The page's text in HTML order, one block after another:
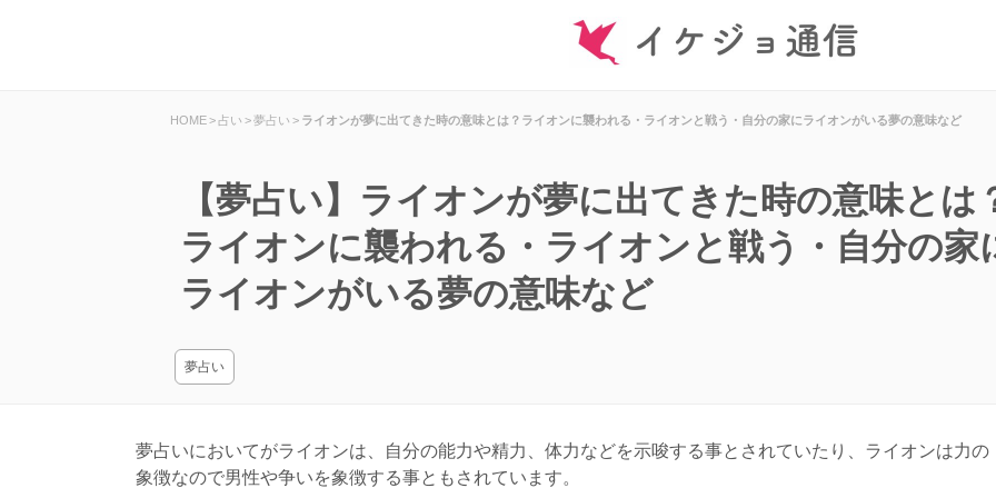
HOME>占い >夢占い > ライオンが夢に出てきた時の意味とは？ライオンに襲われる・ライオンと戦う・自分の家にライオンがいる夢の意味など
【夢占い】ライオンが夢に出てきた時の意味とは
ライオンに襲われる・ライオンと戦う・自分の家
ライオンがいる夢の意味など
夢占い
夢占いにおいてがライオンは、自分の能力や精力、体力などを示唆する事とされていたり、ライオンは力の
象徴なので男性や争いを象徴する事ともされています。